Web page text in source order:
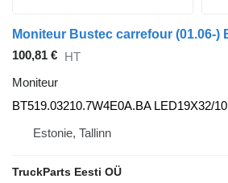
100,81 € HT
Moniteur
BT519.03210.7W4E0A.BA LED19X32/10
Estonie, Tallinn
TruckParts Eesti OÜ